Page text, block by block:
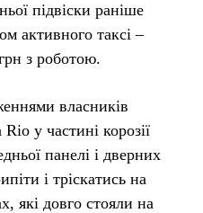
підвіски раніше
активного таксі –
з роботою.
власників
у частині корозії
панелі і дверних
і тріскатись на
які довго стояли на